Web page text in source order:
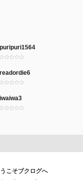
puripuri1564
readordie6
iwaiwa3
こそブクログへ